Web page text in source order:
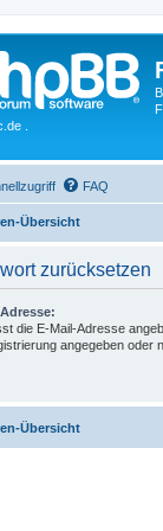
.
FAQ
Übersicht
zurücksetzen
die E-Mail-Adresse
angegeben oder
Übersicht